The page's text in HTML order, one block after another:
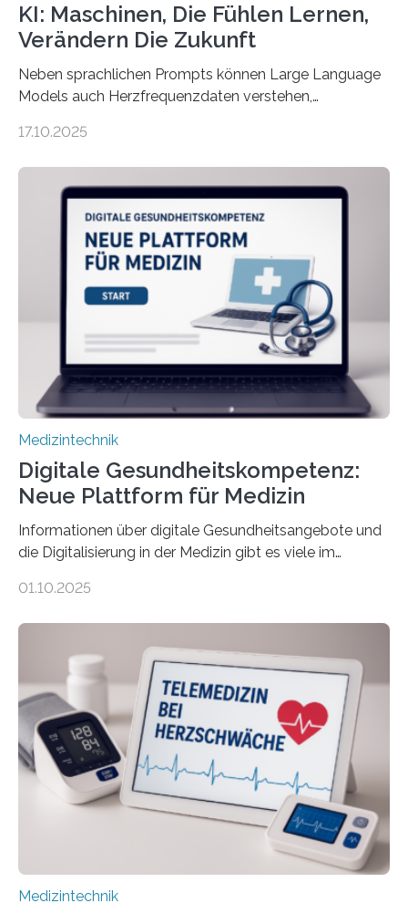
KI: Maschinen, Die Fühlen Lernen,
Verändern Die Zukunft
Neben sprachlichen Prompts können Large Language
Models auch Herzfrequenzdaten verstehen,
haben Dr. Morris Gellisch, ehemals an der Ruhr-
und Boris Burr von der Ruhr-Universität Bochum in
einem Experiment nachgewiesen. Sie entwickelten
dafür eine technische Schnittstelle, über die
physiologische Daten in Echtzeit an das Sprachmodell
übermittelt werden können. Die Künstliche Intelligenz
kann dadurch auch die Sprache des Körpers
einbeziehen, auf die Menschen keinen bewussten
Einfluss nehmen. Das eröffnet…
17.10.2025
Medizintechnik
Digitale Gesundheitskompetenz:
Neue Plattform für Medizin
Informationen über digitale Gesundheitsangebote und
die Digitalisierung in der Medizin gibt es viele im
seriösen und wissenschaftlich abgesicherten Inhalten?
Forscherinnen der Technischen Universität Dresden
(TUD) richtet sich das Portal sowohl an Patientinnen
und Patienten, aber ebenso an medizinisches
Fachpersonal. Für all diese Zielgruppen bietet sie
speziell zugeschnittene Informationen, um deren
digitale Gesundheitskompetenz zu steigern. MiHUBx ist
01.10.2025
Medizintechnik